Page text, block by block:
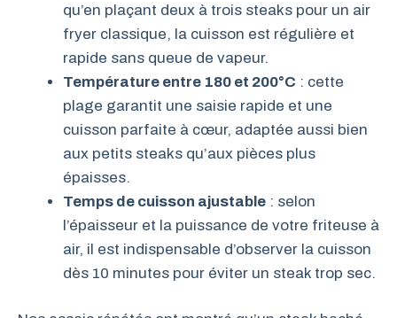
qu’en plaçant deux à trois steaks pour un air
fryer classique, la cuisson est régulière et
rapide sans queue de vapeur.
Température entre 180 et 200°C : cette
plage garantit une saisie rapide et une
cuisson parfaite à cœur, adaptée aussi bien
aux petits steaks qu’aux pièces plus
épaisses.
Temps de cuisson ajustable : selon
l’épaisseur et la puissance de votre friteuse à
air, il est indispensable d’observer la cuisson
dès 10 minutes pour éviter un steak trop sec.